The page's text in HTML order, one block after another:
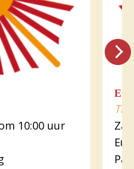
10:00 uur
Tiel
Za